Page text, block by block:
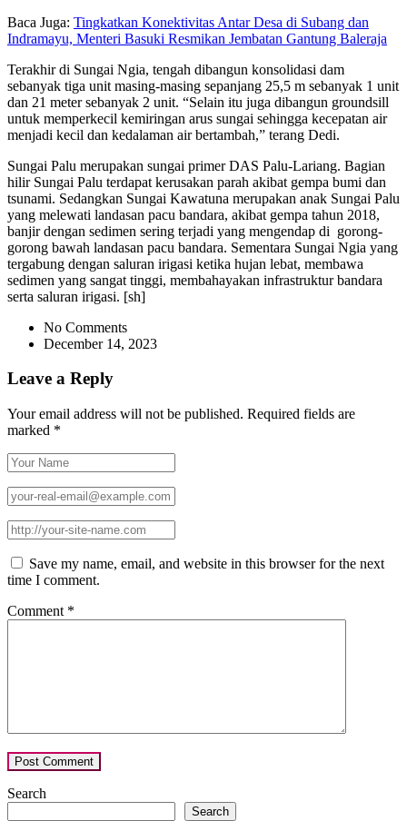
Baca Juga: Tingkatkan Konektivitas Antar Desa di Subang dan
Indramayu, Menteri Basuki Resmikan Jembatan Gantung Baleraja
Terakhir di Sungai Ngia, tengah dibangun konsolidasi dam
sebanyak tiga unit masing-masing sepanjang 25,5 m sebanyak 1 unit
dan 21 meter sebanyak 2 unit. “Selain itu juga dibangun groundsill
untuk memperkecil kemiringan arus sungai sehingga kecepatan air
menjadi kecil dan kedalaman air bertambah,” terang Dedi.
Sungai Palu merupakan sungai primer DAS Palu-Lariang. Bagian
hilir Sungai Palu terdapat kerusakan parah akibat gempa bumi dan
tsunami. Sedangkan Sungai Kawatuna merupakan anak Sungai Palu
yang melewati landasan pacu bandara, akibat gempa tahun 2018,
banjir dengan sedimen sering terjadi yang mengendap di gorong-
gorong bawah landasan pacu bandara. Sementara Sungai Ngia yang
tergabung dengan saluran irigasi ketika hujan lebat, membawa
sedimen yang sangat tinggi, membahayakan infrastruktur bandara
serta saluran irigasi. [sh]
No Comments
December 14, 2023
Leave a Reply
Your email address will not be published. Required fields are
marked *
Save my name, email, and website in this browser for the next
time I comment.
Comment *
Search
Search